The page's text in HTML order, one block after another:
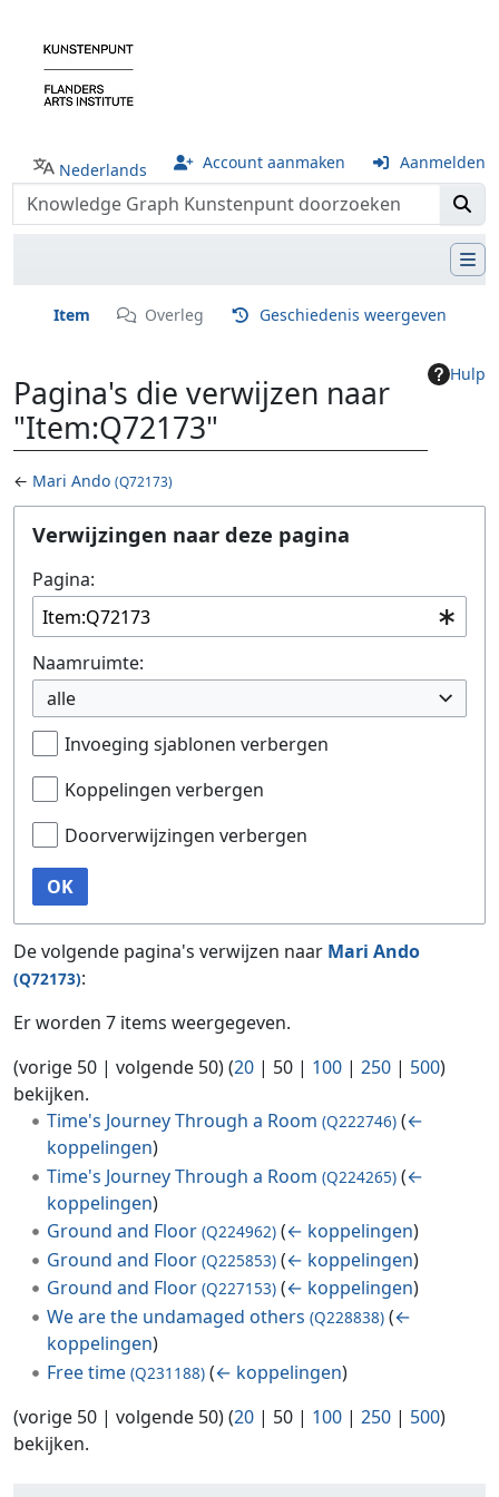
Nederlands Account aanmaken Aanmelden
Item Overleg Geschiedenis weergeven
Hulp
Pagina's die verwijzen naar
"Item:Q72173"
← Mari Ando (Q72173)
Ga naar:navigatie,zoeken
Verwijzingen naar deze pagina
Pagina:
Naamruimte:
alle
Invoeging sjablonen verbergen
Koppelingen verbergen
Doorverwijzingen verbergen
OK
De volgende pagina's verwijzen naar Mari Ando
(Q72173):
Er worden 7 items weergegeven.
(vorige 50 | volgende 50) (20 | 50 | 100 | 250 | 500)
bekijken.
Time's Journey Through a Room (Q222746) (←
koppelingen)
Time's Journey Through a Room (Q224265) (←
koppelingen)
Ground and Floor (Q224962) (← koppelingen)
Ground and Floor (Q225853) (← koppelingen)
Ground and Floor (Q227153) (← koppelingen)
We are the undamaged others (Q228838) (←
koppelingen)
Free time (Q231188) (← koppelingen)
(vorige 50 | volgende 50) (20 | 50 | 100 | 250 | 500)
bekijken.